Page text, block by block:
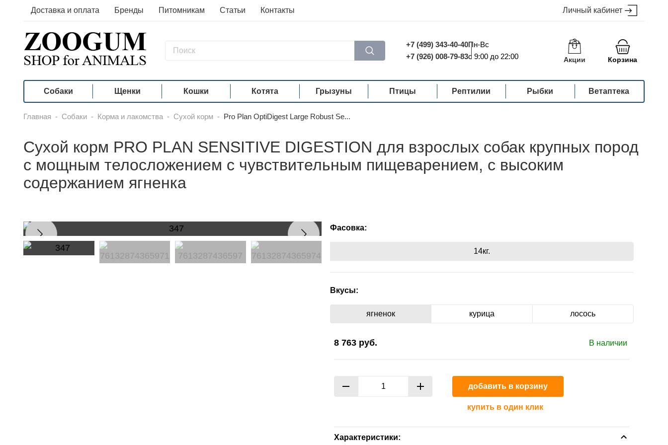
Доставка и оплата Бренды Питомникам Статьи Контакты Личный кабинет
+7 (499) 343-40-40
+7 (926) 008-79-83
Пн-Вс
с 9:00 до 22:00
Акции Корзина
Собаки Щенки Кошки Котята Грызуны Птицы Рептилии Рыбки Ветаптека
Главная - Собаки - Корма и лакомства - Сухой корм - Pro Plan OptiDigest Large Robust Se...
Сухой корм PRO PLAN SENSITIVE DIGESTION для взрослых собак крупных пород
с мощным телосложением с чувствительным пищеварением, с высоким
содержанием ягненка
Фасовка:
14кг.
Вкусы:
ягненок курица лосось
8 763 руб. В наличии
добавить в корзину
купить в один клик
Характеристики: